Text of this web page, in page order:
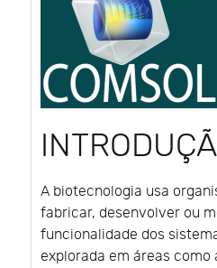
A biotecnologia usa
fabricar, desenvolver ou
funcionalidade dos
explorada em áreas como